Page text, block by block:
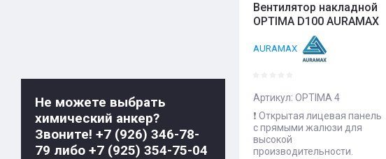
Не можете выбрать
химический анкер?
Звоните! +7 (926) 346-78-
79 либо +7 (925) 354-75-04
Вентилятор накладной
OPTIMA D100 AURAMAX
AURAMAX
Артикул: OPTIMA 4
❗️ Открытая лицевая панель
с прямыми жалюзи для
высокой
производительности.